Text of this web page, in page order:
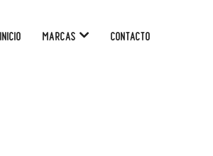
INICIO MARCAS CONTACTO